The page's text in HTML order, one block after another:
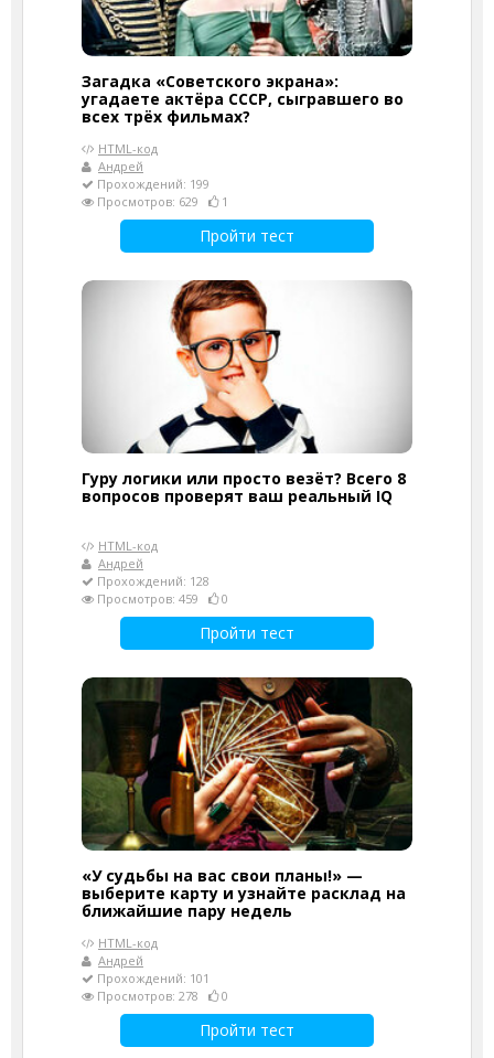
Загадка «Советского экрана»:
угадаете актёра СССР, сыгравшего во
всех трёх фильмах?
HTML-код
Андрей
Прохождений: 199
Просмотров: 629
1
Пройти тест
Гуру логики или просто везёт? Всего 8
вопросов проверят ваш реальный IQ
HTML-код
Андрей
Прохождений: 128
Просмотров: 459
0
Пройти тест
«У судьбы на вас свои планы!» —
выберите карту и узнайте расклад на
ближайшие пару недель
HTML-код
Андрей
Прохождений: 101
Просмотров: 278
0
Пройти тест